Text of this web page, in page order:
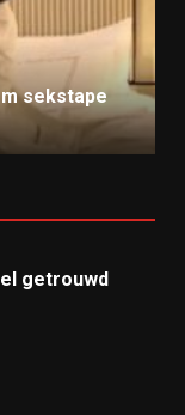
sekstape
getrouwd